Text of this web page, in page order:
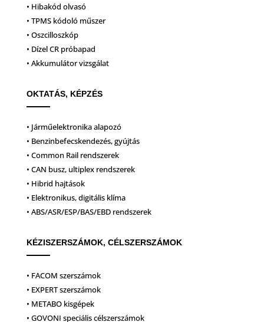
• Hibakód olvasó
• TPMS kódoló műszer
• Oszcilloszkóp
• Dízel CR próbapad
• Akkumulátor vizsgálat
OKTATÁS, KÉPZÉS
• Járműelektronika alapozó
• Benzinbefecskendezés, gyújtás
• Common Rail rendszerek
• CAN busz, ultiplex rendszerek
• Hibrid hajtások
• Elektronikus, digitális klíma
• ABS/ASR/ESP/BAS/EBD rendszerek
KÉZISZERSZÁMOK, CÉLSZERSZÁMOK
• FACOM szerszámok
• EXPERT szerszámok
• METABO kisgépek
• GOVONI speciális célszerszámok